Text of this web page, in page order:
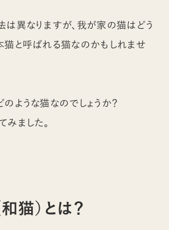
異なりますが、我が家の猫はどう
猫と呼ばれる猫なのかもしれませ
ような猫なのでしょうか？
ました。
猫）とは？